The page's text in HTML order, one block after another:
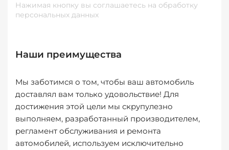
Нажимая кнопку вы соглашаетесь на обработку
персональных данных
Наши преимущества
Мы заботимся о том, чтобы ваш автомобиль
доставлял вам только удовольствие! Для
достижения этой цели мы скрупулезно
выполняем, разработанный производителем,
регламент обслуживания и ремонта
автомобилей, используем исключительно